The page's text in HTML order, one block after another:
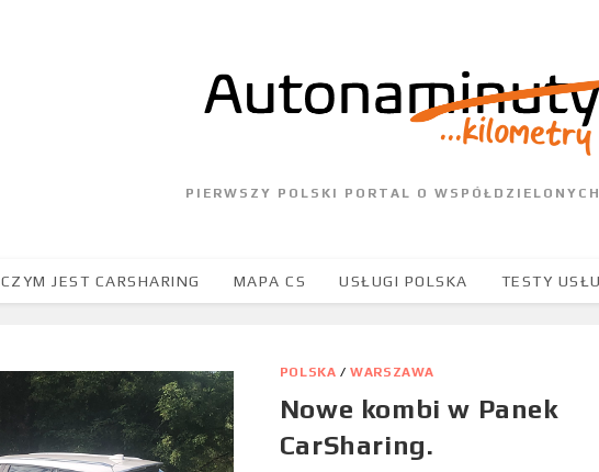
PIERWSZY POLSKI PORTAL O
CZYM JEST CARSHARING MAPA CS USŁUGI POLSKA TESTY
POLSKA /WARSZAWA
Nowe kombi w Panek
CarSharing.